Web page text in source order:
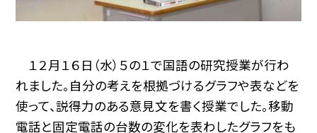
１２月１６日（水）５の１で国語の研究授業が行わ
れました。自分の考えを根拠づけるグラフや表などを
使って、説得力のある意見文を書く授業でした。移動
電話と固定電話の台数の変化を表わしたグラフをも